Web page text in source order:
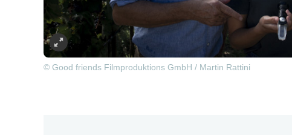
© Good friends Filmproduktions GmbH / Martin Rattini